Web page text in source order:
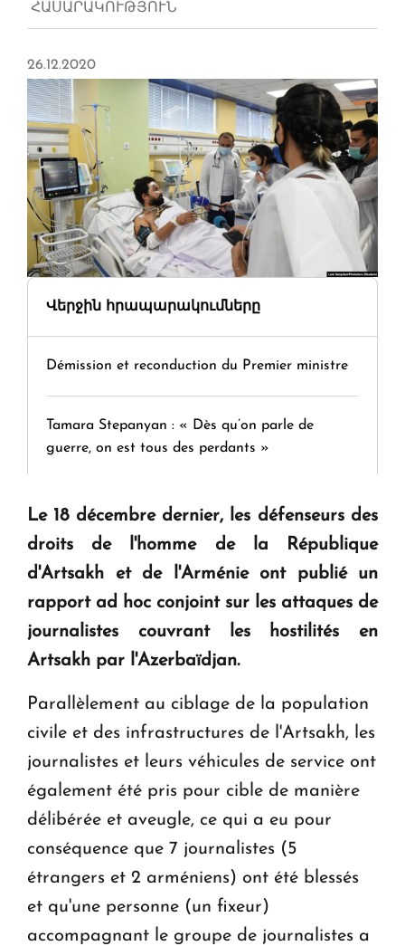
ՀԱՍԱՐԱԿՈՒԹՅՈՒՆ
26.12.2020
Վերջին հրապարակումները
Démission et reconduction du Premier ministre
Tamara Stepanyan : « Dès qu’on parle de
guerre, on est tous des perdants »
" Tant qu'il n'existe pas d'alternative concrète, la
KASA : 30 ans d'audace, de résilience et d'avenir
en Arménie
Le premier hôtel Hyatt Regency d'Arménie
ouvrira ses portes à Dilijan
Le 18 décembre dernier, les défenseurs des
droits de l'homme de la République
d'Artsakh et de l'Arménie ont publié un
rapport ad hocconjoint sur les attaques de
journalistes couvrant les hostilités en
Artsakh par l'Azerbaïdjan.
Parallèlement au ciblage de la population
civile et des infrastructures de l'Artsakh, les
journalistes et leurs véhicules de service ont
également été pris pour cible de manière
délibérée et aveugle, ce qui a eu pour
conséquence que 7 journalistes (5
étrangers et 2 arméniens) ont été blessés
et qu'une personne (un fixeur)
accompagnant le groupe de journalistes a